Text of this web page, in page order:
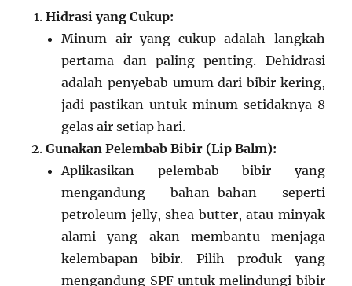
Hidrasi yang Cukup:
Minum air yang cukup adalah langkah
pertama dan paling penting. Dehidrasi
adalah penyebab umum dari bibir kering,
jadi pastikan untuk minum setidaknya 8
gelas air setiap hari.
Gunakan Pelembab Bibir (Lip Balm):
Aplikasikan pelembab bibir yang
mengandung bahan-bahan seperti
petroleum jelly, shea butter, atau minyak
alami yang akan membantu menjaga
kelembapan bibir. Pilih produk yang
mengandung SPF untuk melindungi bibir